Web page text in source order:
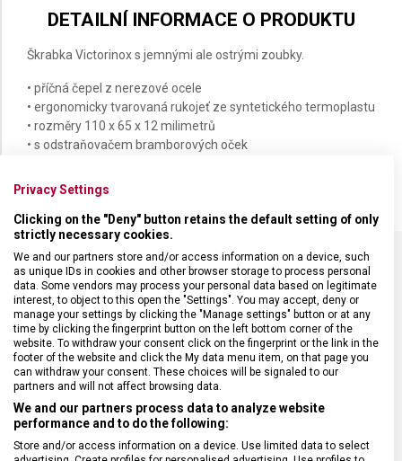
DETAILNÍ INFORMACE O PRODUKTU
Škrabka Victorinox s jemnými ale ostrými zoubky.
• příčná čepel z nerezové ocele
• ergonomicky tvarovaná rukojeť ze syntetického termoplastu
• rozměry 110 x 65 x 12 milimetrů
• s odstraňovačem bramborových oček
SPECIFIKACE PRODUKTU
DRUH ZBOŽÍ Kuchyňské vybavení
ZÁRUKA 24 měsíců
Privacy Settings
Clicking on the "Deny" button retains the default setting of only
strictly necessary cookies.
We and our partners store and/or access information on a device, such
as unique IDs in cookies and other browser storage to process personal
data. Some vendors may process your personal data based on legitimate
interest, to object to this open the "Settings". You may accept, deny or
manage your settings by clicking the "Manage settings" button or at any
time by clicking the fingerprint button on the left bottom corner of the
website. To withdraw your consent click on the fingerprint or the link in the
footer of the website and click the My data menu item, on that page you
can withdraw your consent. These choices will be signaled to our
partners and will not affect browsing data.
We and our partners process data to analyze website
performance and to do the following:
Store and/or access information on a device. Use limited data to select